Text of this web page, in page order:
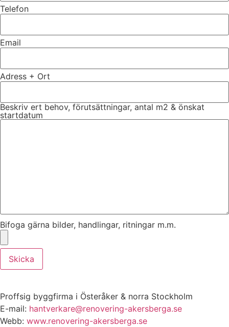
Telefon
Email
Adress + Ort
Beskriv ert behov, förutsättningar, antal m2 & önskat
startdatum
Bifoga gärna bilder, handlingar, ritningar m.m.
Skicka
Proffsig byggfirma i Österåker & norra Stockholm
E-mail: hantverkare@renovering-akersberga.se
Webb: www.renovering-akersberga.se